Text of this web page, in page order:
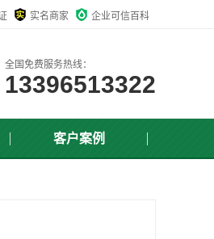
实名商家 企业可信百科
全国免费服务热线：
13396513322
客户案例